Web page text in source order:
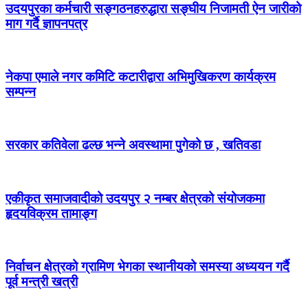
उदयपुरका कर्मचारी सङ्गठनहरुद्धारा सङ्घीय निजामती ऐन जारीको
माग गर्दै ज्ञापनपत्र
नेकपा एमाले नगर कमिटि कटारीद्वारा अभिमुखिकरण कार्यक्रम
सम्पन्न
सरकार कतिवेला ढल्छ भन्ने अवस्थामा पुगेको छ , खतिवडा
एकीकृत समाजवादीको उदयपुर २ नम्बर क्षेत्रको संयोजकमा
हृदयविक्रम तामाङ्ग
निर्वाचन क्षेत्रको ग्रामिण भेगका स्थानीयको समस्या अध्ययन गर्दै
पूर्व मन्त्री खत्री